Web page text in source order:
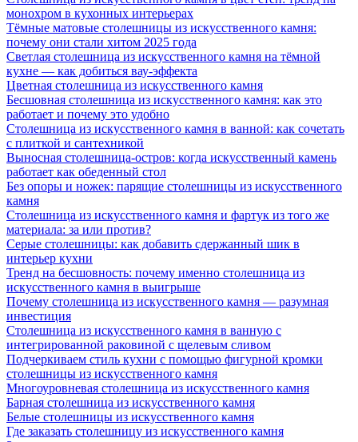
монохром в кухонных интерьерах
Тёмные матовые столешницы из искусственного камня:
почему они стали хитом 2025 года
Светлая столешница из искусственного камня на тёмной
кухне — как добиться вау-эффекта
Цветная столешница из искусственного камня
Бесшовная столешница из искусственного камня: как это
работает и почему это удобно
Столешница из искусственного камня в ванной: как сочетать
с плиткой и сантехникой
Выносная столешница-остров: когда искусственный камень
работает как обеденный стол
Без опоры и ножек: парящие столешницы из искусственного
камня
Столешница из искусственного камня и фартук из того же
материала: за или против?
Серые столешницы: как добавить сдержанный шик в
интерьер кухни
Тренд на бесшовность: почему именно столешница из
искусственного камня в выигрыше
Почему столешница из искусственного камня — разумная
инвестиция
Столешница из искусственного камня в ванную с
интегрированной раковиной с щелевым сливом
Подчеркиваем стиль кухни с помощью фигурной кромки
столешницы из искусственного камня
Многоуровневая столешница из искусственного камня
Барная столешница из искусственного камня
Белые столешницы из искусственного камня
Где заказать столешницу из искусственного камня